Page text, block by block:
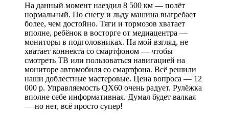
На данный момент наездил 8 500 км — полёт
нормальный. По снегу и льду машина выгребает
более, чем достойно. Тяги и тормозов хватает
вполне, ребёнок в восторге от медиацентра —
мониторы в подголовниках. На мой взгляд, не
хватает коннекта со смартфоном — чтобы
смотреть ТВ или пользоваться навигацией на
мониторе автомобиля со смартфона. Всё решили
наши доблестные мастеровые. Цена вопроса — 12
000 р. Управляемость QX60 очень радует. Рулёжка
вполне себе информативная. Думал будет валкая
— но нет, всё просто супер!